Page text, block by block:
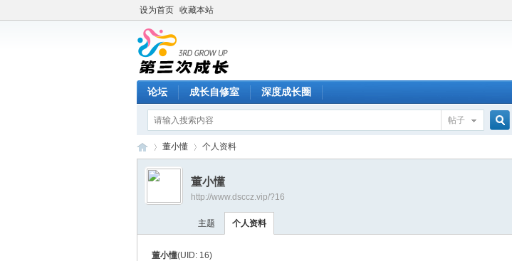
设为首页 收藏本站
论坛 成长自修室 深度成长圈
帖子
›
董小懂 个人资料
董小懂
http://www.dsccz.vip/?16
主题 个人资料
董小懂(UID: 16)